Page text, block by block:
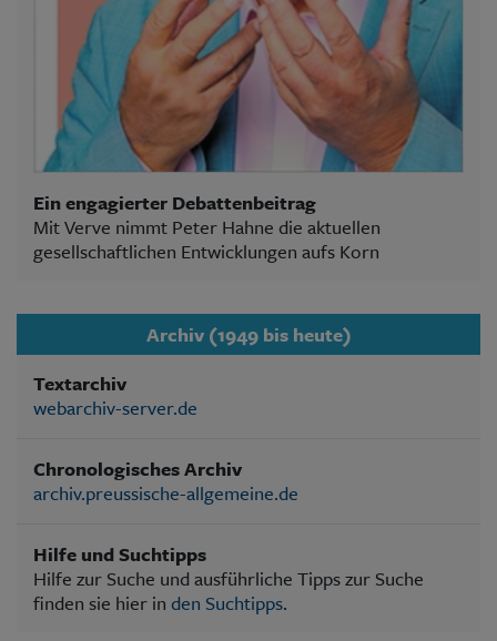
Ein engagierter Debattenbeitrag
Mit Verve nimmt Peter Hahne die aktuellen
gesellschaftlichen Entwicklungen aufs Korn
Archiv (1949 bis heute)
Textarchiv
webarchiv-server.de
Chronologisches Archiv
archiv.preussische-allgemeine.de
Hilfe und Suchtipps
Hilfe zur Suche und ausführliche Tipps zur Suche
finden sie hier in den Suchtipps.